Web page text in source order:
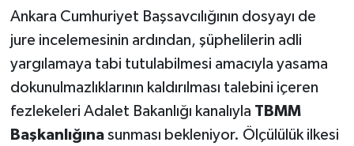
Ankara Cumhuriyet Başsavcılığının dosyayı de
jure incelemesinin ardından, şüphelilerin adli
yargılamaya tabi tutulabilmesi amacıyla yasama
dokunulmazlıklarının kaldırılması talebini içeren
fezlekeleri Adalet Bakanlığı kanalıyla TBMM
Başkanlığınasunması bekleniyor. Ölçülülük ilkesi